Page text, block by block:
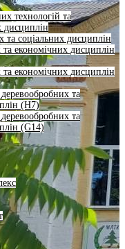
технологій та
дисциплін
та соціальних дисциплін
економічних дисциплін
економічних дисциплін
та
(H7)
та
(G14)